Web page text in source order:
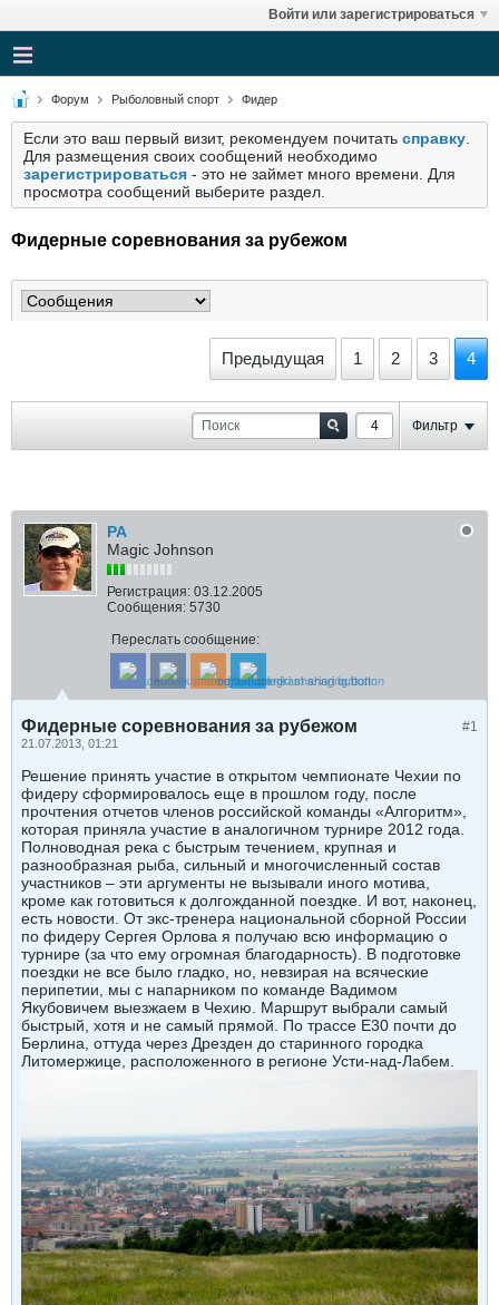
Войти или зарегистрироваться
Форум Рыболовный спорт Фидер
Если это ваш первый визит, рекомендуем почитать справку
Для размещения своих сообщений необходимо
зарегистрироваться - это не займет много времени. Для
просмотра сообщений выберите раздел.
Фидерные соревнования за рубежом
Предыдущая 1 2 3 4
Фильтр
РА
Magic Johnson
Регистрация: 03.12.2005
Сообщения: 5730
Переслать сообщение:
#1
Фидерные соревнования за рубежом
21.07.2013, 01:21
Решение принять участие в открытом чемпионате Чехии по
фидеру сформировалось еще в прошлом году, после
прочтения отчетов членов российской команды «Алгоритм»,
которая приняла участие в аналогичном турнире 2012 года.
Полноводная река с быстрым течением, крупная и
разнообразная рыба, сильный и многочисленный состав
участников – эти аргументы не вызывали иного мотива,
кроме как готовиться к долгожданной поездке. И вот, наконец,
есть новости. От экс-тренера национальной сборной России
по фидеру Сергея Орлова я получаю всю информацию о
турнире (за что ему огромная благодарность). В подготовке
поездки не все было гладко, но, невзирая на всяческие
перипетии, мы с напарником по команде Вадимом
Якубовичем выезжаем в Чехию. Маршрут выбрали самый
быстрый, хотя и не самый прямой. По трассе Е30 почти до
Берлина, оттуда через Дрезден до старинного городка
Литомержице, расположенного в регионе Усти-над-Лабем.